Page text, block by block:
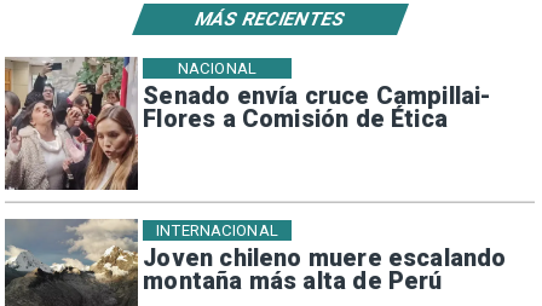
Senado envía cruce Campillai-
Flores a Comisión de Ética
NACIONAL
Joven chileno muere escalando
montaña más alta de Perú
INTERNACIONAL
MÁS RECIENTES